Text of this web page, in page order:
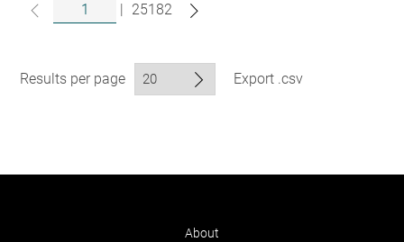
| 25182
Results per page Export .csv
About